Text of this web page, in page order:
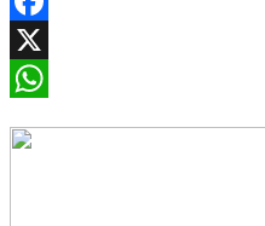
Facebook
X